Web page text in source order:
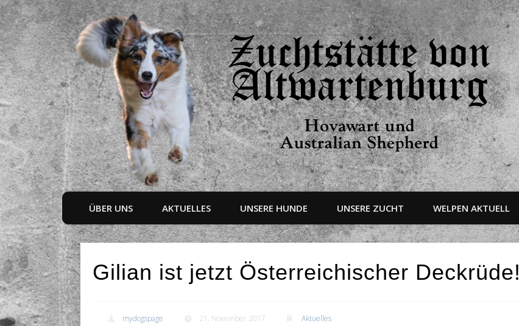
ÜBER UNS AKTUELLES UNSERE HUNDE UNSERE ZUCHT WELPEN AKTUELL
Gilian ist jetzt Österreichischer Deckrüde!
mydogspage 21. November 2017 Aktuelles